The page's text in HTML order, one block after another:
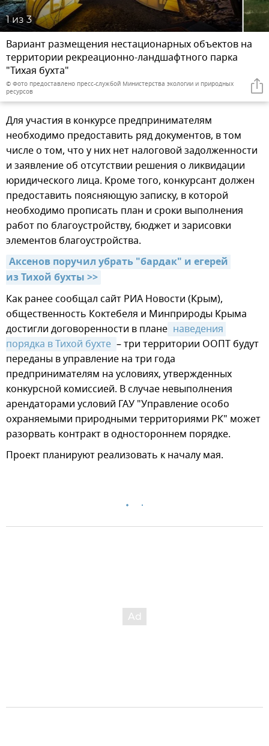
1из 3
Вариант размещения нестационарных объектов на
территории рекреационно-ландшафтного парка
"Тихая бухта"
© Фото предоставлено пресс-службой Министерства экологии и природных
ресурсов
Перейти в фотобанк
Для участия в конкурсе предпринимателям
необходимо предоставить ряд документов, в том
числе о том, что у них нет налоговой задолженности
и заявление об отсутствии решения о ликвидации
юридического лица. Кроме того, конкурсант должен
предоставить поясняющую записку, в которой
необходимо прописать план и сроки выполнения
работ по благоустройству, бюджет и зарисовки
элементов благоустройства.
Аксенов поручил убрать "бардак" и егерей
из Тихой бухты >>
Как ранее сообщал сайт РИА Новости (Крым),
общественность Коктебеля и Минприроды Крыма
достигли договоренности в плане наведения
порядка в Тихой бухте – три территории ООПТ будут
переданы в управление на три года
предпринимателям на условиях, утвержденных
конкурсной комиссией. В случае невыполнения
арендаторами условий ГАУ "Управление особо
охраняемыми природными территориями РК" может
разорвать контракт в одностороннем порядке.
Проект планируют реализовать к началу мая.